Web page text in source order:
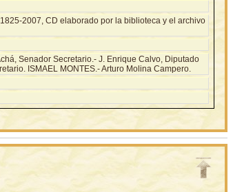
2007, CD elaborado por la biblioteca y el archivo
Senador Secretario.- J. Enrique Calvo, Diputado
ISMAEL MONTES.- Arturo Molina Campero.